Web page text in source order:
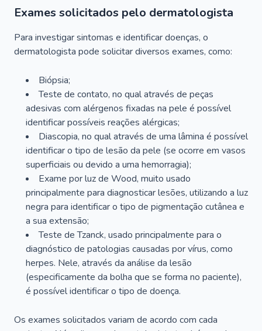
Exames solicitados pelo dermatologista
Para investigar sintomas e identificar doenças, o
dermatologista pode solicitar diversos exames, como:
Biópsia;
Teste de contato, no qual através de peças
adesivas com alérgenos fixadas na pele é possível
identificar possíveis reações alérgicas;
Diascopia, no qual através de uma lâmina é possível
identificar o tipo de lesão da pele (se ocorre em vasos
superficiais ou devido a uma hemorragia);
Exame por luz de Wood, muito usado
principalmente para diagnosticar lesões, utilizando a luz
negra para identificar o tipo de pigmentação cutânea e
a sua extensão;
Teste de Tzanck, usado principalmente para o
diagnóstico de patologias causadas por vírus, como
herpes. Nele, através da análise da lesão
(especificamente da bolha que se forma no paciente),
é possível identificar o tipo de doença.
Os exames solicitados variam de acordo com cada